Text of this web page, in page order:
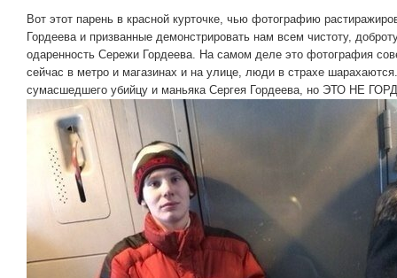
Вот этот парень в красной курточке, чью фотографию
Гордеева и призванные демонстрировать нам всем чистоту,
одаренность Сережи Гордеева. На самом деле это фотография
сейчас в метро и магазинах и на улице, люди в страхе
сумасшедшего убийцу и маньяка Сергея Гордеева, но ЭТО НЕ